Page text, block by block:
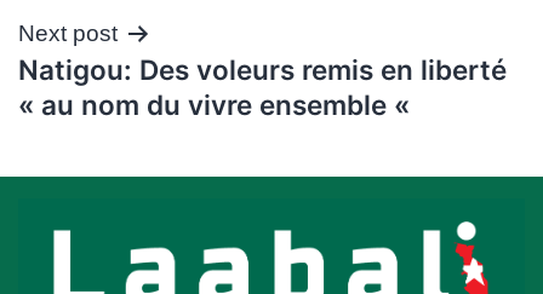
Next post
Natigou: Des voleurs remis en liberté
« au nom du vivre ensemble «